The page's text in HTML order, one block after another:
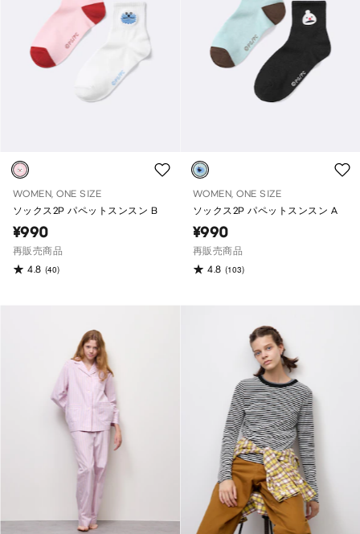
WOMEN, ONE SIZE
ソックス2P パペットスンスン B
¥990
再販売商品
4.8 (40)
WOMEN, ONE SIZE
ソックス2P パペットスンスン A
¥990
再販売商品
4.8 (103)